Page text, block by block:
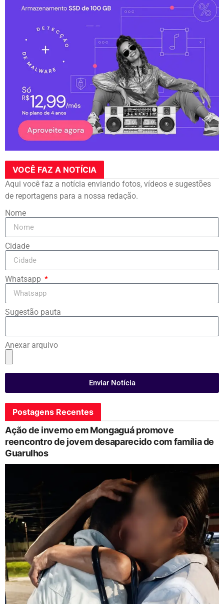
VOCÊ FAZ A NOTÍCIA
Aqui você faz a notícia enviando fotos, vídeos e sugestões
de reportagens para a nossa redação.
Nome
Cidade
Whatsapp
Sugestão pauta
Anexar arquivo
Enviar Notícia
Postagens Recentes
Ação de inverno em Mongaguá promove
reencontro de jovem desaparecido com família de
Guarulhos